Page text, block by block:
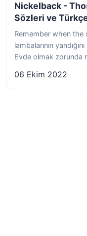
Nickelback -
Sözleri ve
Remember when
lambalarının
Evde olmak zorunda
06 Ekim 2022